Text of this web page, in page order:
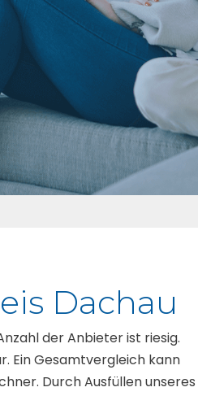
Dachau
der Anbieter ist riesig.
Ein Gesamtvergleich kann
Durch Ausfüllen unseres